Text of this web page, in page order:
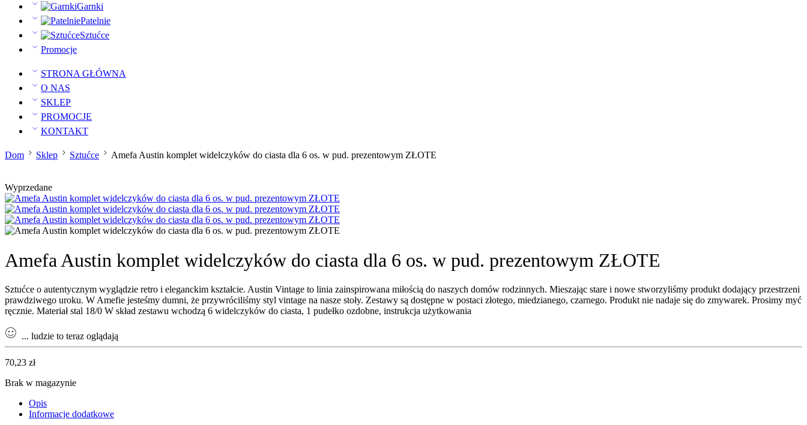
Garnki
Patelnie
Sztućce
Promocje
STRONA GŁÓWNA
O NAS
SKLEP
PROMOCJE
KONTAKT
Dom Sklep Sztućce Amefa Austin komplet widelczyków do ciasta dla 6 os. w pud. prezentowym ZŁOTE
Wyprzedane
Amefa Austin komplet widelczyków do ciasta dla 6 os. w pud. prezentowym ZŁOTE
Sztućce o autentycznym wyglądzie retro i eleganckim kształcie. Austin Vintage to linia zainspirowana miłością do naszych domów rodzinnych. Mieszając stare i nowe stworzyliśmy produkt dodający przestrzeni
prawdziwego uroku. W Amefie jesteśmy dumni, że przywróciliśmy styl vintage na nasze stoły. Zestawy są dostępne w postaci złotego, miedzianego, czarnego. Produkt nie nadaje się do zmywarek. Prosimy myć
ręcznie. Materiał stal 18/0 W skład zestawu wchodzą 6 widelczyków do ciasta, 1 pudełko ozdobne, instrukcja użytkowania
... ludzie to teraz oglądają
70,23 zł
Brak w magazynie
Opis
Informacje dodatkowe